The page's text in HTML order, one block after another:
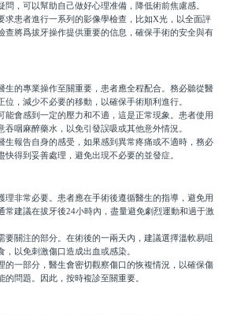
問，可以幫助自己做好心理准備，降低術前焦慮感。
患者進行一系列的影像學檢查，比如X光，以全面評
查將爲拔牙操作提供重要的信息，確保手術的安全與有
的專業操作至關重要，患者應全程配合。務必聽從醫
位，減少不必要的移動，以確保手術順利進行。
會感到一定的壓力和不適，這是正常現象。患者使用
吞咽麻醉藥水，以免引發誤吸或其他意外情況。
報告自身的感受，如果感到異常疼痛或不適時，務必
快得到妥善處理，避免出現不必要的並發症。
非常必要。患者應在手術後遵循醫生的指導，避免用
常建議在拔牙後24小時內，盡量避免劇烈運動和過于激
關注的部分。在術後的一兩天內，建議選擇溫軟易咀
，以免刺激傷口造成出血或感染。
一部分，醫生會密切觀察傷口的恢複情況，以確保傷
的問題。因此，按時複診至關重要。